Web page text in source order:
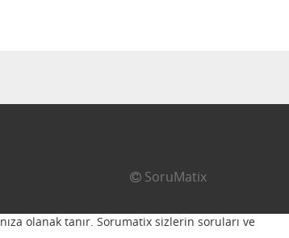
SoruMatix
olanak tanır. Sorumatix sizlerin soruları ve